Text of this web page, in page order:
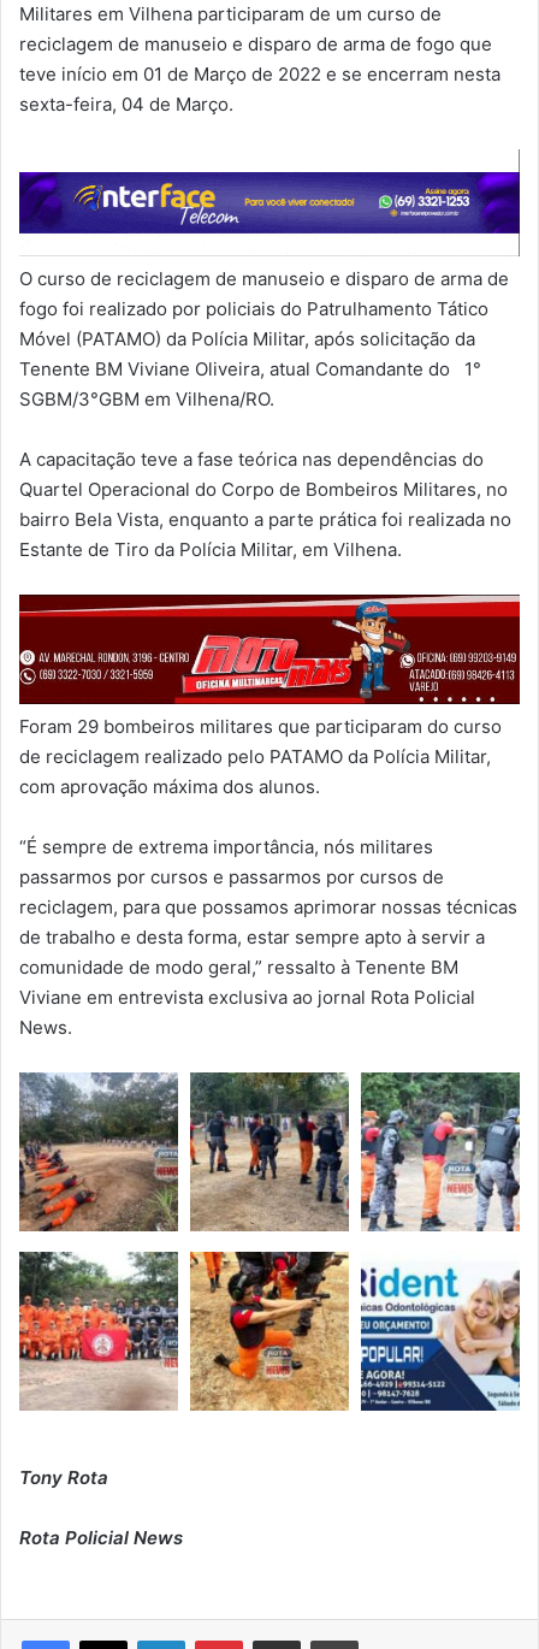
Militares em Vilhena participaram de um curso de
reciclagem de manuseio e disparo de arma de fogo que
teve início em 01 de Março de 2022 e se encerram nesta
sexta-feira, 04 de Março.
O curso de reciclagem de manuseio e disparo de arma de
fogo foi realizado por policiais do Patrulhamento Tático
Móvel (PATAMO) da Polícia Militar, após solicitação da
Tenente BM Viviane Oliveira, atual Comandante do 1°
SGBM/3°GBM em Vilhena/RO.
A capacitação teve a fase teórica nas dependências do
Quartel Operacional do Corpo de Bombeiros Militares, no
bairro Bela Vista, enquanto a parte prática foi realizada no
Estante de Tiro da Polícia Militar, em Vilhena.
Foram 29 bombeiros militares que participaram do curso
de reciclagem realizado pelo PATAMO da Polícia Militar,
com aprovação máxima dos alunos.
“É sempre de extrema importância, nós militares
passarmos por cursos e passarmos por cursos de
reciclagem, para que possamos aprimorar nossas técnicas
de trabalho e desta forma, estar sempre apto à servir a
comunidade de modo geral,” ressalto à Tenente BM
Viviane em entrevista exclusiva ao jornal Rota Policial
News.
Tony Rota
Rota Policial News